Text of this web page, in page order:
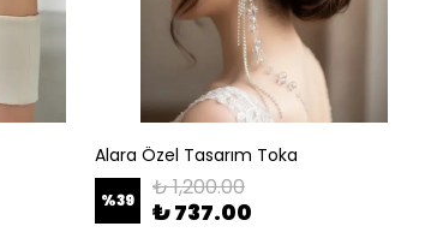
Alara Özel Tasarım Toka
%39 ₺ 1,200.00
₺ 737.00